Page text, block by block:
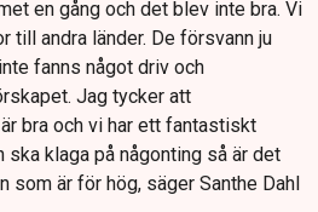
en gång och det blev inte bra. Vi
till andra länder. De försvann ju
fanns något driv och
Jag tycker att
bra och vi har ett fantastiskt
ska klaga på någonting så är det
som är för hög, säger Santhe Dahl